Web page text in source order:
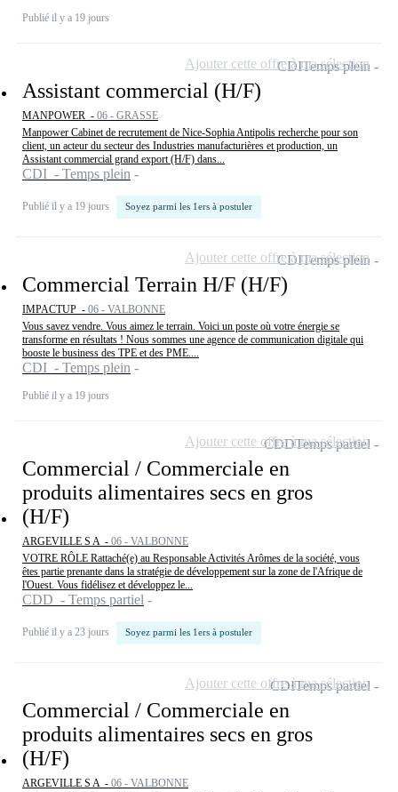
Publié il y a 19 jours
Assistant commercial (H/F)
MANPOWER - 06 - GRASSE
Manpower Cabinet de recrutement de Nice-Sophia Antipolis recherche pour son
client, un acteur du secteur des Industries manufacturières et production, un
Assistant commercial grand export (H/F) dans...
CDI - Temps plein
Publié il y a 19 jours Soyez parmi les 1ers à postuler
CDITemps plein
Ajouter cette offre à ma sélection
Commercial Terrain H/F (H/F)
IMPACTUP - 06 - VALBONNE
Vous savez vendre. Vous aimez le terrain. Voici un poste où votre énergie se
transforme en résultats ! Nous sommes une agence de communication digitale qui
booste le business des TPE et des PME....
CDI - Temps plein
Publié il y a 19 jours
CDITemps plein
Ajouter cette offre à ma sélection
Commercial / Commerciale en
produits alimentaires secs en gros
(H/F)
ARGEVILLE S A - 06 - VALBONNE
VOTRE RÔLE Rattaché(e) au Responsable Activités Arômes de la société, vous
êtes partie prenante dans la stratégie de développement sur la zone de l'Afrique de
l'Ouest. Vous fidélisez et développez le...
CDD - Temps partiel
Publié il y a 23 jours Soyez parmi les 1ers à postuler
CDDTemps partiel
Ajouter cette offre à ma sélection
Commercial / Commerciale en
produits alimentaires secs en gros
(H/F)
ARGEVILLE S A - 06 - VALBONNE
CDITemps partiel
Ajouter cette offre à ma sélection